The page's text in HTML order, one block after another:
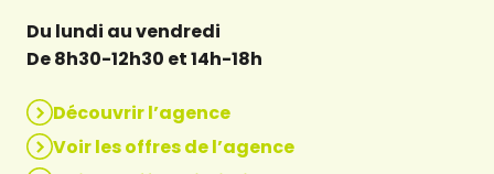
Du lundi au vendredi
De 8h30-12h30 et 14h-18h
Découvrir l’agence
Voir les offres de l’agence